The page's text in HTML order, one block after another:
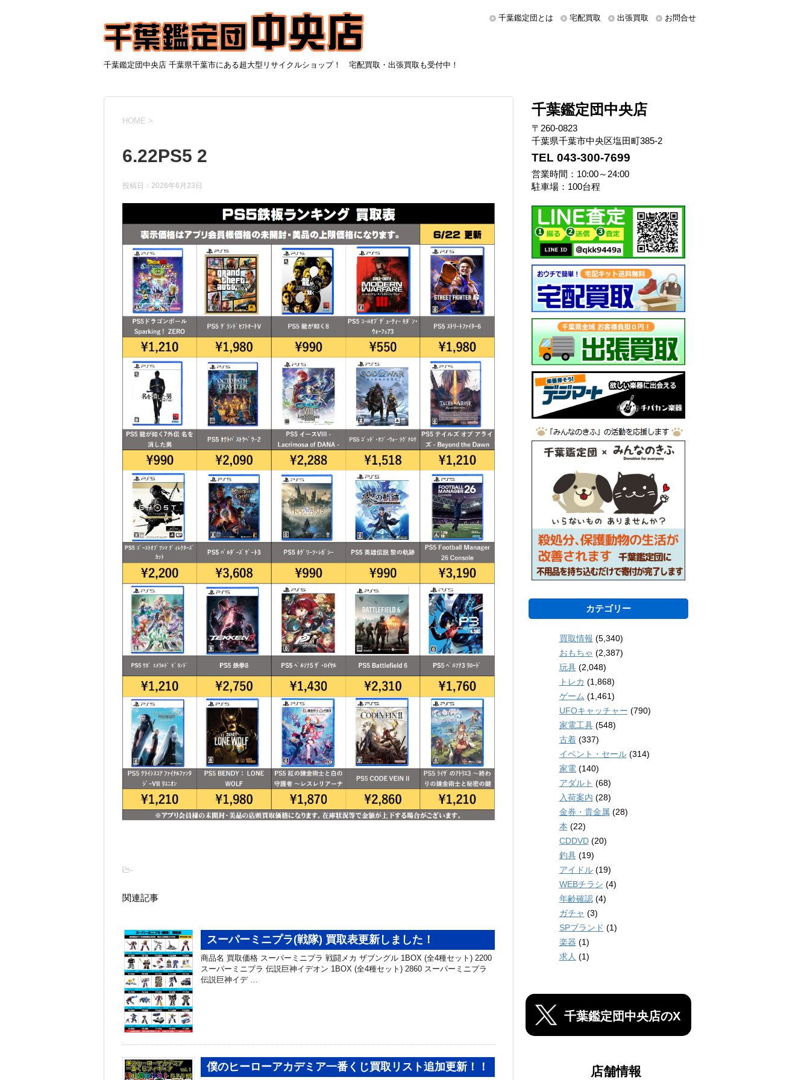
千葉鑑定団中央店 千葉県千葉市にある超大型リサイクルショップ！ 宅配買取・出張買取も受付中！
千葉鑑定団とは 宅配買取 出張買取 お問合せ
HOME >
6.22PS5 2
投稿日： 2026年6月23日
-
関連記事
スーパーミニプラ(戦隊) 買取表更新しました！
商品名 買取価格 スーパーミニプラ 戦闘メカ ザブングル 1BOX (全4種セット) 2200
スーパーミニプラ 伝説巨神イデオン 1BOX (全4種セット) 2860 スーパーミニプラ
伝説巨神イデ …
僕のヒーローアカデミア一番くじ買取リスト追加更新！！
千葉鑑定団中央店
〒260-0823
千葉県千葉市中央区塩田町385-2
TEL 043-300-7699
営業時間：10:00～24:00
駐車場：100台程
カテゴリー
買取情報 (5,340)
おもちゃ (2,387)
玩具(2,048)
トレカ (1,868)
ゲーム (1,461)
UFOキャッチャー (790)
家電工具(548)
古着(337)
イベント・セール(314)
家電(140)
アダルト (68)
入荷案内 (28)
金券・貴金属 (28)
本 (22)
CDDVD(20)
釣具(19)
アイドル(19)
WEBチラシ (4)
年齢確認(4)
ガチャ (3)
SPブランド (1)
楽器 (1)
求人 (1)
千葉鑑定団中央店のX
店舗情報